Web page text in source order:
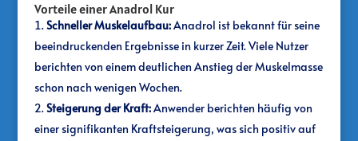
Vorteile einer Anadrol Kur
Schneller Muskelaufbau:Anadrol ist bekannt für seine
beeindruckenden Ergebnisse in kurzer Zeit. Viele Nutzer
berichten von einem deutlichen Anstieg der Muskelmasse
schon nach wenigen Wochen.
Steigerung der Kraft:Anwender berichten häufig von
einer signifikanten Kraftsteigerung, was sich positiv auf